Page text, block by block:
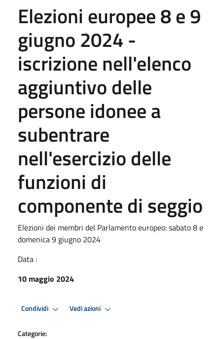
Elezioni europee 8 e 9
giugno 2024 -
iscrizione nell'elenco
aggiuntivo delle
persone idonee a
subentrare
nell'esercizio delle
funzioni di
componente di seggio
Elezioni dei membri del Parlamento europeo: sabato 8 e
domenica 9 giugno 2024
Data :
10 maggio 2024
Condividi Vedi azioni
Categorie: